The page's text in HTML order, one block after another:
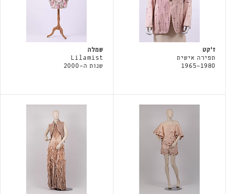
ז׳קט
תפירה אישית
1965-1980
שמלה
Lilamist
שנות ה-2000